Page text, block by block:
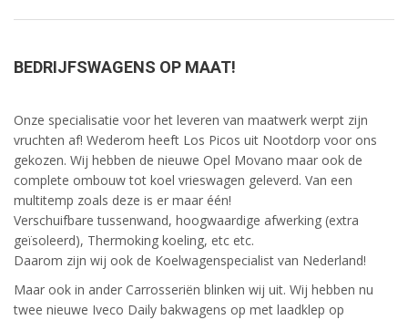
BEDRIJFSWAGENS OP MAAT!
Onze specialisatie voor het leveren van maatwerk werpt zijn
vruchten af! Wederom heeft Los Picos uit Nootdorp voor ons
gekozen. Wij hebben de nieuwe Opel Movano maar ook de
complete ombouw tot koel vrieswagen geleverd. Van een
multitemp zoals deze is er maar één!
Verschuifbare tussenwand, hoogwaardige afwerking (extra
geïsoleerd), Thermoking koeling, etc etc.
Daarom zijn wij ook de Koelwagenspecialist van Nederland!
Maar ook in ander Carrosseriën blinken wij uit. Wij hebben nu
twee nieuwe Iveco Daily bakwagens op met laadklep op